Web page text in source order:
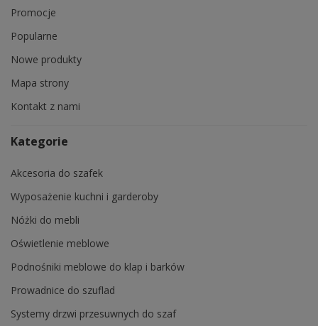
Promocje
Popularne
Nowe produkty
Mapa strony
Kontakt z nami
Kategorie
Akcesoria do szafek
Wyposażenie kuchni i garderoby
Nóżki do mebli
Oświetlenie meblowe
Podnośniki meblowe do klap i barków
Prowadnice do szuflad
Systemy drzwi przesuwnych do szaf